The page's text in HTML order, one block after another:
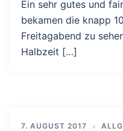
Ein sehr gutes und
bekamen die knapp
Freitagabend zu
Halbzeit […]
7. AUGUST 2017